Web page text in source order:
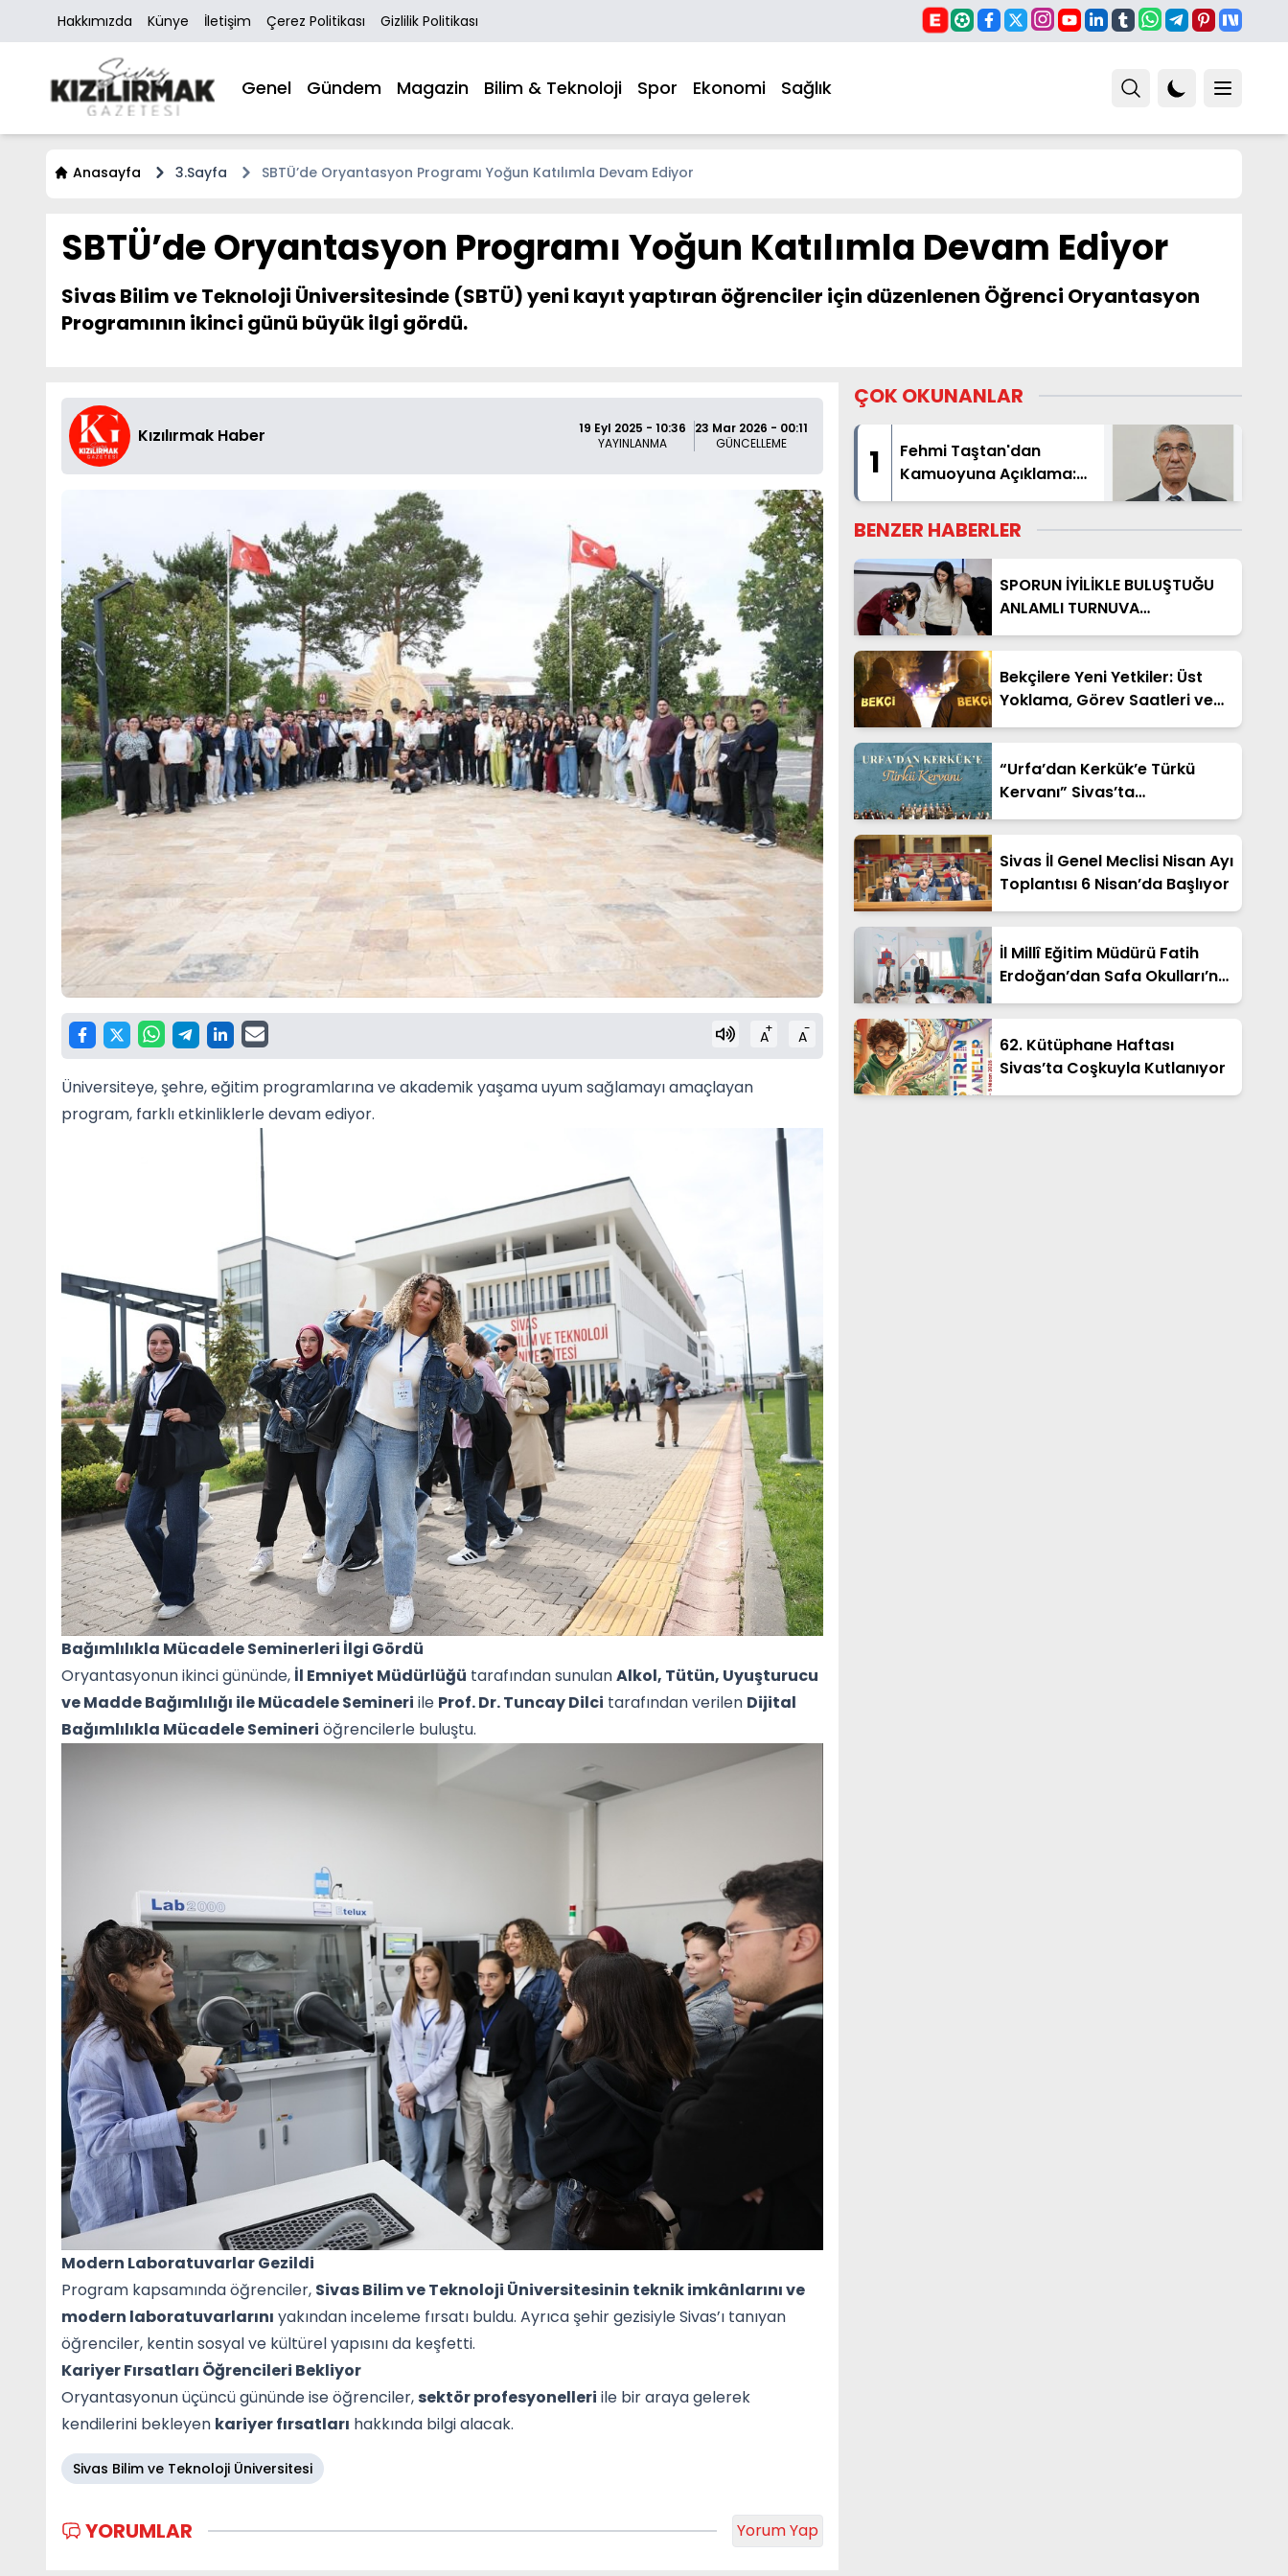
Hakkımızda Künye İletişim Çerez Politikası Gizlilik Politikası
Genel Gündem Magazin Bilim & Teknoloji Spor Ekonomi Sağlık
Anasayfa 3.Sayfa SBTÜ’de Oryantasyon Programı Yoğun Katılımla Devam Ediyor
SBTÜ’de Oryantasyon Programı Yoğun Katılımla Devam Ediyor
Sivas Bilim ve Teknoloji Üniversitesinde (SBTÜ) yeni kayıt yaptıran öğrenciler için düzenlenen Öğrenci Oryantasyon
Programının ikinci günü büyük ilgi gördü.
Kızılırmak Haber
19 Eyl 2025 - 10:36
YAYINLANMA
23 Mar 2026 - 00:11
GÜNCELLEME
A+ A-
Üniversiteye, şehre, eğitim programlarına ve akademik yaşama uyum sağlamayı amaçlayan
program, farklı etkinliklerle devam ediyor.
Bağımlılıkla Mücadele Seminerleri İlgi Gördü
Oryantasyonun ikinci gününde, İl Emniyet Müdürlüğü tarafından sunulanAlkol, Tütün, Uyuşturucu
ve Madde Bağımlılığı ile Mücadele Semineri ile Prof. Dr. Tuncay Dilci tarafından verilen Dijital
Bağımlılıkla Mücadele Semineri öğrencilerle buluştu.
Modern Laboratuvarlar Gezildi
Program kapsamında öğrenciler, Sivas Bilim ve Teknoloji Üniversitesinin teknik imkânlarını ve
modern laboratuvarlarını yakından inceleme fırsatı buldu. Ayrıca şehir gezisiyle Sivas’ı tanıyan
öğrenciler, kentin sosyal ve kültürel yapısını da keşfetti.
Kariyer Fırsatları Öğrencileri Bekliyor
Oryantasyonun üçüncü gününde ise öğrenciler,sektör profesyonelleri ile bir araya gelerek
kendilerini bekleyen kariyer fırsatları hakkında bilgi alacak.
Sivas Bilim ve Teknoloji Üniversitesi
YORUMLAR Yorum Yap
ÇOK OKUNANLAR
1
Fehmi Taştan'dan
Kamuoyuna Açıklama:
"İsim Benzerliği
Nedeniyle Hatalı
Haberde Yer Aldım"
BENZER HABERLER
SPORUN İYİLİKLE BULUŞTUĞU
ANLAMLI TURNUVA
TAMAMLANDI
Bekçilere Yeni Yetkiler: Üst
Yoklama, Görev Saatleri ve
Çalışma Esasları Netleşti
“Urfa’dan Kerkük’e Türkü
Kervanı” Sivas’ta
Sanatseverlerle Buluşuyor
Sivas İl Genel Meclisi Nisan Ayı
Toplantısı 6 Nisan’da Başlıyor
İl Millî Eğitim Müdürü Fatih
Erdoğan’dan Safa Okulları’na
Ziyaret
62. Kütüphane Haftası
Sivas’ta Coşkuyla Kutlanıyor